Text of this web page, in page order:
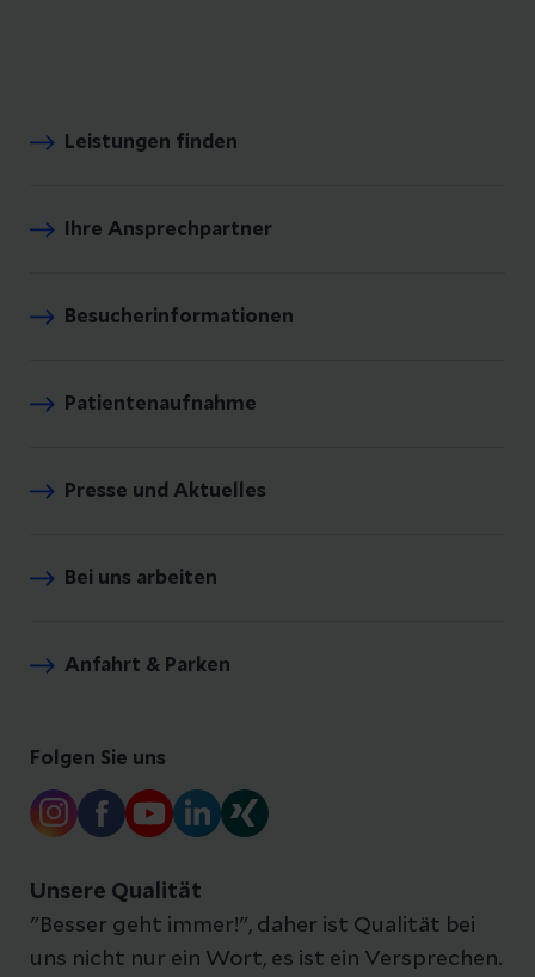
Leistungen finden
Ihre Ansprechpartner
Besucherinformationen
Patientenaufnahme
Presse und Aktuelles
Bei uns arbeiten
Anfahrt & Parken
Folgen Sie uns
Unsere Qualität
"Besser geht immer!", daher ist Qualität bei
uns nicht nur ein Wort, es ist ein Versprechen.